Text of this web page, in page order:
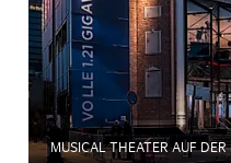
MUSICAL THEATER AUF DER